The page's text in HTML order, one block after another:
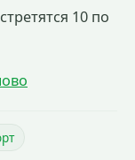
10 по